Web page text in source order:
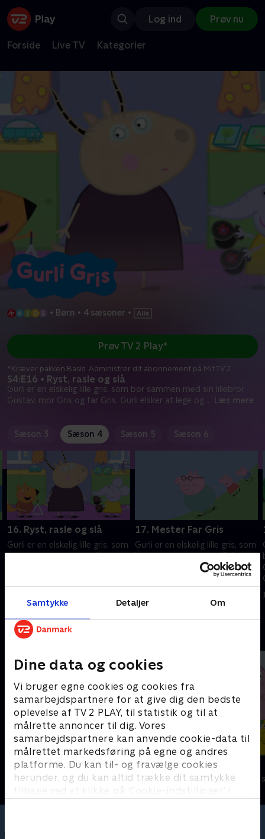
Samtykke Detaljer Om
Dine data og cookies
Vi bruger egne cookies og cookies fra
samarbejdspartnere for at give dig den bedste
oplevelse af TV 2 PLAY, til statistik og til at
målrette annoncer til dig. Vores
samarbejdspartnere kan anvende cookie-data til
målrettet markedsføring på egne og andres
platforme. Du kan til- og fravælge cookies
herunder, og du kan altid trække dit samtykke
tilbage ved at klikke på ’Cookie-indstillinger’ i
Log ind Prøv nu
Forside Live TV Kategorier
• Børn • 4 sæsoner •
S4:E16 • Ryst, rasle og slå
Gurli er en elskelig lille gris, som bor sammen med sin lillebror
Gustav, mor Gris og far Gris. Gurli elsker at lege og
Læs mere
Prøv TV 2 Play*
*Kræver pakken Basis. Administrer dit abonnement på Mit TV 2.
Sæson 3 Sæson 4 Sæson 5 Sæson 6
16. Ryst, rasle og slå
Gurli er en elskelig lille gris, som
bor sammen med sin lillebror
besøge spændende steder.
17. Mester Far Gris
Gurli er en elskelig lille gris, som
bor sammen med sin lillebror
Gustav, mor Gris og far Gris.
Gurli elsker at lege og at
besøge spændende steder.
Andre så også
Rasmus Klump
Børneserier • 3 sæsoner
Barbapapa
Børneserier • 1